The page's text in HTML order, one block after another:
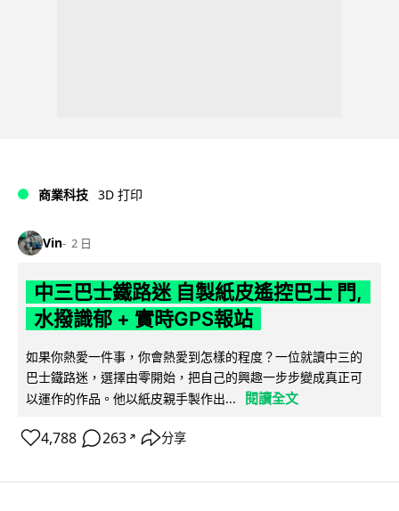
商業科技 3D 打印
Vin 2 日
中三巴士鐵路迷 自製紙皮遙控巴士 門,
水撥識郁 + 實時GPS報站
如果你熱愛一件事，你會熱愛到怎樣的程度？一位就讀中三的
巴士鐵路迷，選擇由零開始，把自己的興趣一步步變成真正可
以運作的作品。他以紙皮親手製作出...
閱讀全文
4,788 263 ↗ 分享